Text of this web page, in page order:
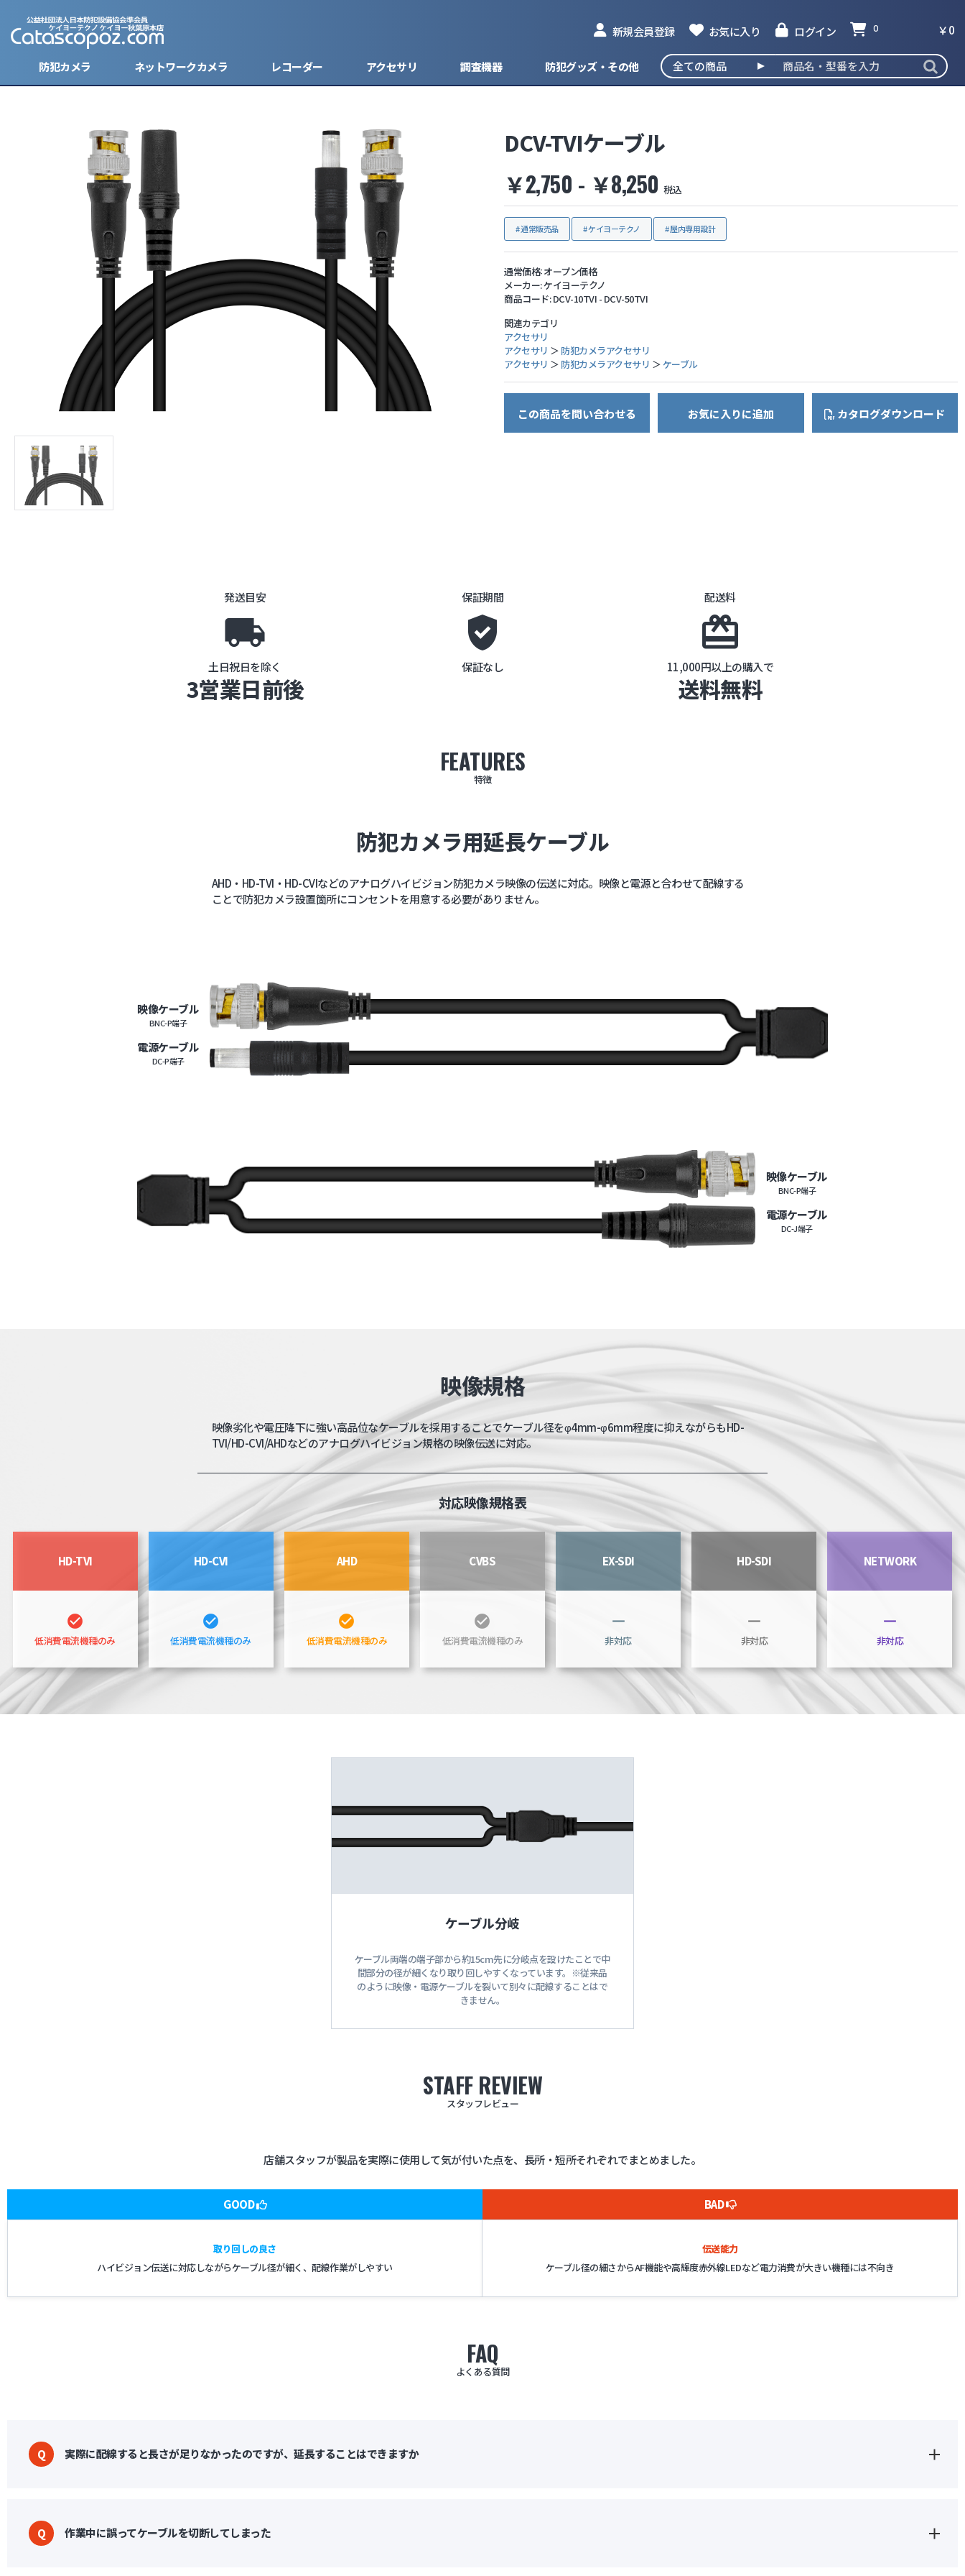
新規会員登録 お気に入り ログイン 0 ￥0
防犯カメラ
バレット型防犯カメラ
ドーム型防犯カメラ
ボックス型防犯カメラ
小型防犯カメラ
HD-CVI
AHD
EX-SDI
CVBS/アナログ
ネットワークカメラ
バレット型ネットワークカメラ
ドーム型ネットワークカメラ
見守りカメラ
レコーダー
ハードディスクレコーダー
SDカードレコーダー
1台 - 8台入力
アクセサリ
電源・バッテリー
モニター
ハウジング・ブラケット
分割器・分配器
ネットワーク機器
調査機器
キーレス型カメラ
モバイルバッテリー型カメラ
ボタン型カメラ
腕時計型カメラ
小型カメラ
ピンコンタクトマイクモデル
フラットマイクモデル
防犯グッズ・その他
防犯ステッカー
DCV-TVIケーブル
￥2,750 - ￥8,250 税込
通常販売品 ケイヨーテクノ 屋内専用設計
通常価格:オープン価格
メーカー:ケイヨーテクノ
商品コード:DCV-10TVI - DCV-50TVI
関連カテゴリ
アクセサリ
アクセサリ ＞ 防犯カメラアクセサリ
アクセサリ ＞ 防犯カメラアクセサリ ＞ケーブル
この商品を問い合わせる お気に入りに追加 カタログダウンロード
発送目安
local_shipping
土日祝日を除く
3営業日前後
保証期間
gpp_good
保証なし
配送料
card_giftcard
11,000円以上の購入で
送料無料
FEATURES
特徴
防犯カメラ用延長ケーブル
AHD・HD-TVI・HD-CVIなどのアナログハイビジョン防犯カメラ映像の伝送に対応。映像と電源と合わせて配線する
ことで防犯カメラ設置箇所にコンセントを用意する必要がありません。
映像ケーブル
BNC-P端子
電源ケーブル
DC-P端子
映像ケーブル
BNC-P端子
電源ケーブル
DC-J端子
映像規格
映像劣化や電圧降下に強い高品位なケーブルを採用することでケーブル径をφ4mm-φ6mm程度に抑えながらもHD-
TVI/HD-CVI/AHDなどのアナログハイビジョン規格の映像伝送に対応。
対応映像規格表
HD-TVI
check_circle
低消費電流機種のみ
HD-CVI
check_circle
低消費電流機種のみ
AHD
check_circle
低消費電流機種のみ
CVBS
check_circle
低消費電流機種のみ
EX-SDI
horizontal_rule
非対応
HD-SDI
horizontal_rule
非対応
NETWORK
horizontal_rule
非対応
ケーブル分岐
ケーブル両端の端子部から約15cm先に分岐点を設けたことで中
間部分の径が細くなり取り回しやすくなっています。※従来品
のように映像・電源ケーブルを裂いて別々に配線することはで
きません。
STAFF REVIEW
スタッフレビュー
店舗スタッフが製品を実際に使用して気が付いた点を、長所・短所それぞれでまとめました。
GOOD BAD
取り回しの良さ
ハイビジョン伝送に対応しながらケーブル径が細く、配線作業がしやすい
伝送能力
ケーブル径の細さからAF機能や高輝度赤外線LEDなど電力消費が大きい機種には不向き
FAQ
よくある質問
Q 実際に配線すると長さが足りなかったのですが、延長することはできますか
Q 作業中に誤ってケーブルを切断してしまった